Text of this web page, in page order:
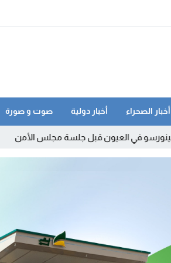
أخبار الصحراء أخبار دولية صوت و صورة
01:10 قبل جلسة مجلس الأمن